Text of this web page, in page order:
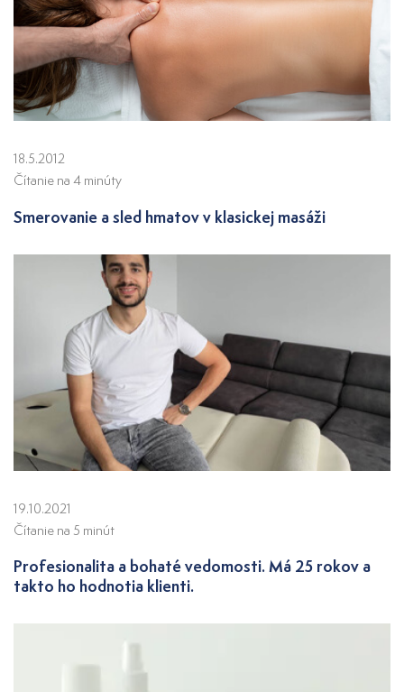
18.5.2012
Čítanie na 4 minúty
Smerovanie a sled hmatov v klasickej masáži
19.10.2021
Čítanie na 5 minút
Profesionalita a bohaté vedomosti. Má 25 rokov a
takto ho hodnotia klienti.